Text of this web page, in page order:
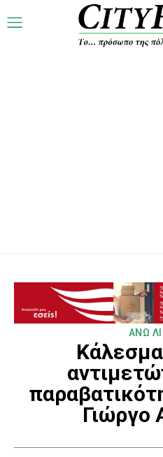
ΑΝΩ
Γιώργο